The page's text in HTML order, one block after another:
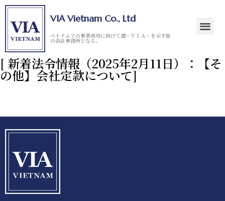
VIA Vietnam Co., Ltd
ベトナムでの事業成功に向けて道－ＶＩＡ－を示す街
の会計事務所となる。
[ 新着法令情報（2025年2月11日）：【そ
の他】会社定款について]